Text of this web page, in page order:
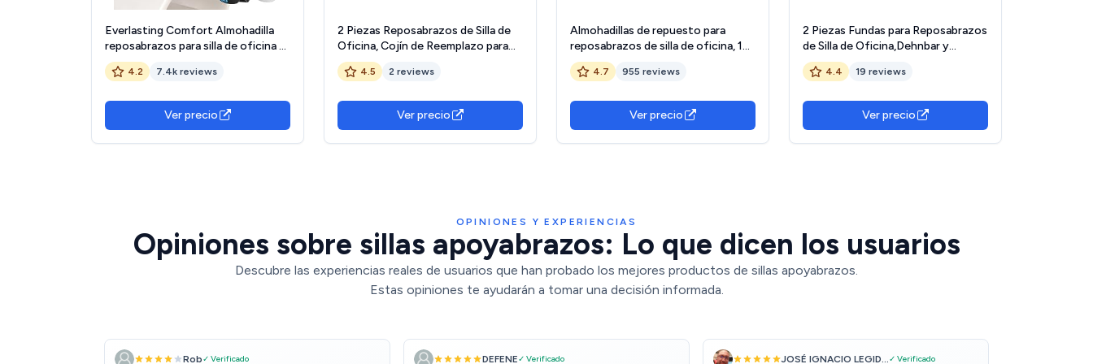
Everlasting Comfort Almohadilla
reposabrazos para silla de oficina -
Funda de reposabrazos para la
oficina - Apoyo para antebrazos
GREEN
4.2 7.4k reviews
Ver precio
2 Piezas Reposabrazos de Silla de
Oficina, Cojín de Reemplazo para
Silla de Oficina, Soporte de
Antebrazo de Cuero para Silla de
Ruedas, Fijo
4.5 2 reviews
Ver precio
Almohadillas de repuesto para
reposabrazos de silla de oficina, 1
par de almohadillas universales de
piel sintética suave para sillas de
4.7 955 reviews
Ver precio
2 Piezas Fundas para Reposabrazos
de Silla de Oficina,Dehnbar y
Elásticas,Protección Wasserdicht
para Brazos de Silla,Extraíbles para
Oficina (Negro)
4.4 19 reviews
Ver precio
OPINIONES Y EXPERIENCIAS
Opiniones sobre sillas apoyabrazos: Lo que dicen los usuarios
Descubre las experiencias reales de usuarios que han probado los mejores productos de sillas apoyabrazos.
Estas opiniones te ayudarán a tomar una decisión informada.
Rob✓ Verificado DEFENE✓ Verificado JOSÉ IGNACIO LEGID...✓ Verificado